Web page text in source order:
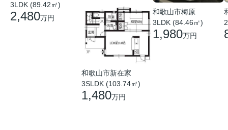
3LDK (89.42㎡)
2,480万円
和歌山市新在家
3SLDK (103.74㎡)
1,480万円
和歌山市梅原
3LDK (84.46㎡)
1,980万円